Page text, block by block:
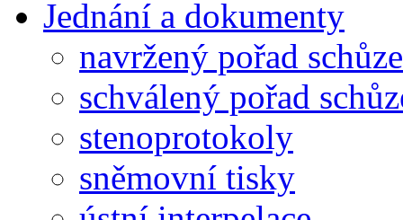
Jednání a dokumenty
navržený pořad schůze
schválený pořad
stenoprotokoly
sněmovní tisky